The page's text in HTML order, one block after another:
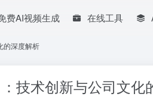
费AI视频生成 在线工具
的深度解析
技术创新与公司文化